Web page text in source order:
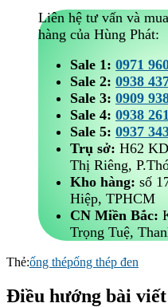
Liên hệ tư vấn và
hàng của Hùng Phát:
Sale 1: 0971
Sale 2: 0938
Sale 3: 0909
Sale 4: 0938
Sale 5: 0937
Trụ sở: H62
Thị Riêng,
Kho hàng: số
Hiệp, TPHCM
CN Miền Bắc:
Trọng Tuệ,
Thẻ:ống thépống thép đen
Điều hướng bài viết